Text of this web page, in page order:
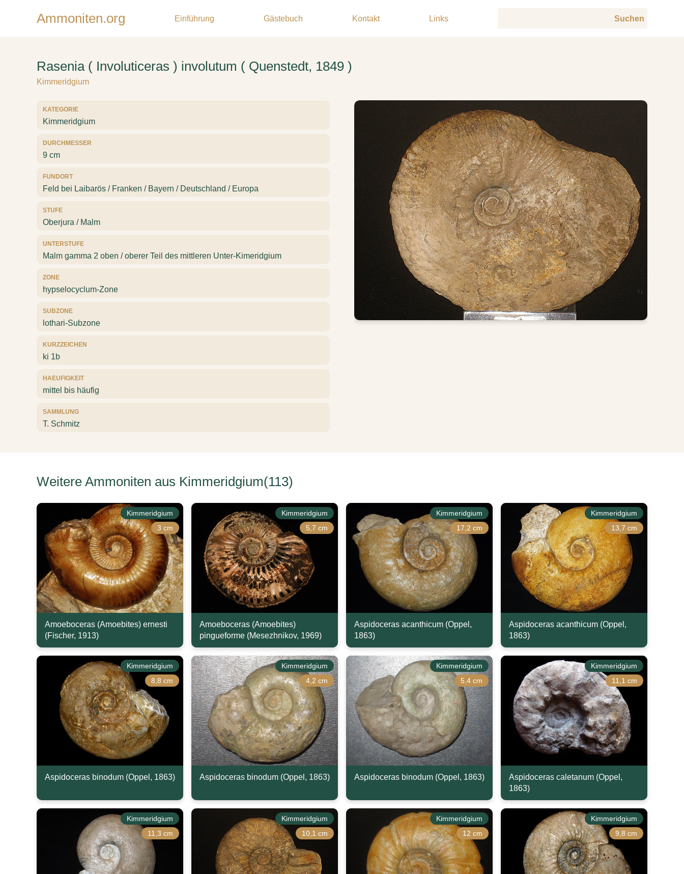
Ammoniten.org Einführung Gästebuch Kontakt Links
Rasenia ( Involuticeras ) involutum ( Quenstedt, 1849 )
Kimmeridgium
KATEGORIE
Kimmeridgium
DURCHMESSER
9 cm
FUNDORT
Feld bei Laibarös / Franken / Bayern / Deutschland / Europa
STUFE
Oberjura / Malm
UNTERSTUFE
Malm gamma 2 oben / oberer Teil des mittleren Unter-Kimeridgium
ZONE
hypselocyclum-Zone
SUBZONE
lothari-Subzone
KURZZEICHEN
ki 1b
HAEUFIGKEIT
mittel bis häufig
SAMMLUNG
T. Schmitz
Weitere Ammoniten aus Kimmeridgium(113)
Kimmeridgium
3 cm
Amoeboceras (Amoebites) ernesti
(Fischer, 1913)
Kimmeridgium
5,7 cm
Amoeboceras (Amoebites)
pingueforme (Mesezhnikov, 1969)
Kimmeridgium
17,2 cm
Aspidoceras acanthicum (Oppel,
1863)
Kimmeridgium
13,7 cm
Aspidoceras acanthicum (Oppel,
1863)
Kimmeridgium
8,8 cm
Aspidoceras binodum (Oppel, 1863)
Kimmeridgium
4,2 cm
Aspidoceras binodum (Oppel, 1863)
Kimmeridgium
5,4 cm
Aspidoceras binodum (Oppel, 1863)
Kimmeridgium
11,1 cm
Aspidoceras caletanum (Oppel,
1863)
Kimmeridgium
11,3 cm
Kimmeridgium
10,1 cm
Kimmeridgium
12 cm
Kimmeridgium
9,8 cm